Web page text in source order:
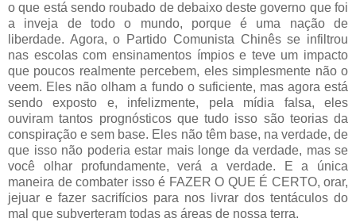
o que está sendo roubado de debaixo deste governo que foi
a inveja de todo o mundo, porque é uma nação de
liberdade. Agora, o Partido Comunista Chinês se infiltrou
nas escolas com ensinamentos ímpios e teve um impacto
que poucos realmente percebem, eles simplesmente não o
veem. Eles não olham a fundo o suficiente, mas agora está
sendo exposto e, infelizmente, pela mídia falsa, eles
ouviram tantos prognósticos que tudo isso são teorias da
conspiração e sem base. Eles não têm base, na verdade, de
que isso não poderia estar mais longe da verdade, mas se
você olhar profundamente, verá a verdade. E a única
maneira de combater isso é FAZER O QUE É CERTO, orar,
jejuar e fazer sacrifícios para nos livrar dos tentáculos do
mal que subverteram todas as áreas de nossa terra.